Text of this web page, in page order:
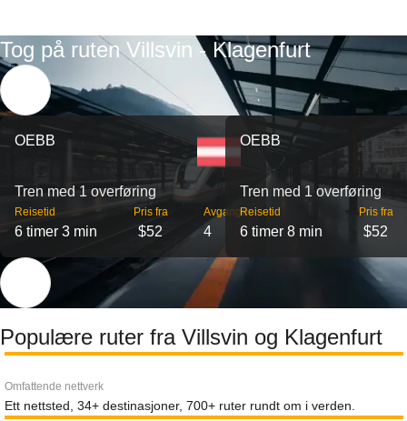
Tog på ruten Villsvin - Klagenfurt
OEBB
Tren med 1 overføring
Reisetid
6 timer 3 min
Pris fra
$52
Avganger
4
OEBB
Tren med 1 overføring
Reisetid
6 timer 8 min
Pris fra
$52
Populære ruter fra Villsvin og Klagenfurt
Omfattende nettverk
Ett nettsted, 34+ destinasjoner, 700+ ruter rundt om i verden.